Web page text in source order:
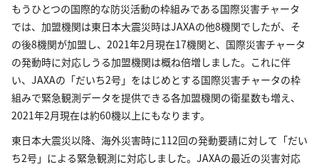
もうひとつの国際的な防災活動の枠組みである国際災害チャータ
では、加盟機関は東日本大震災時はJAXAの他8機関でしたが、そ
の後8機関が加盟し、2021年2月現在17機関と、国際災害チャータ
の発動時に対応しうる加盟機関は概ね倍増しました。これに伴
い、JAXAの「だいち2号」をはじめとする国際災害チャータの枠
組みで緊急観測データを提供できる各加盟機関の衛星数も増え、
2021年2月現在は約60機以上にもなります。
東日本大震災以降、海外災害時に112回の発動要請に対して「だい
ち2号」による緊急観測に対応しました。JAXAの最近の災害対応